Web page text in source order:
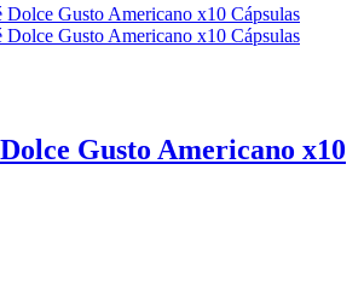
Gusto Americano x10